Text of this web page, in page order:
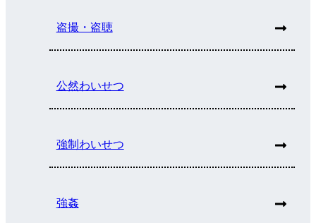
盗撮・盗聴
公然わいせつ
強制わいせつ
強姦